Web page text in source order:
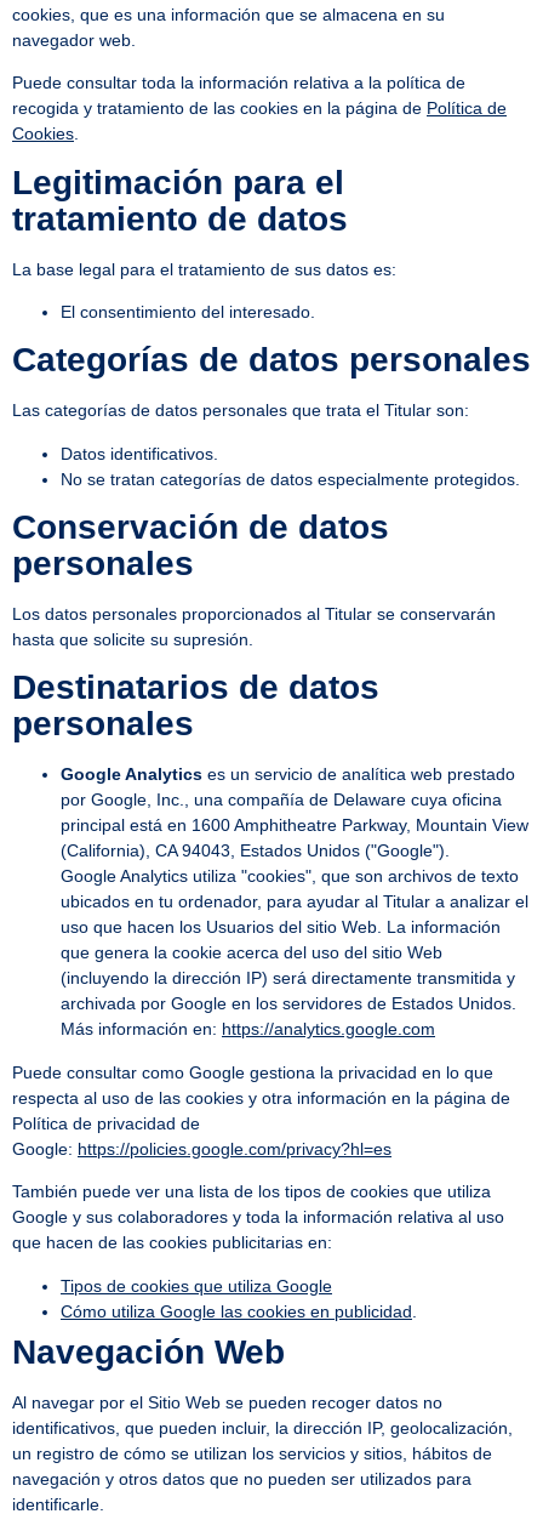
cookies, que es una información que se almacena en su
navegador web.
Puede consultar toda la información relativa a la política de
recogida y tratamiento de las cookies en la página de Política de
Cookies
Legitimación para el
tratamiento de datos
La base legal para el tratamiento de sus datos es:
El consentimiento del interesado.
Categorías de datos personales
Las categorías de datos personales que trata el Titular son:
Datos identificativos.
No se tratan categorías de datos especialmente protegidos.
Conservación de datos
personales
Los datos personales proporcionados al Titular se conservarán
hasta que solicite su supresión.
Destinatarios de datos
personales
Google Analytics es un servicio de analítica web prestado
por Google, Inc., una compañía de Delaware cuya oficina
principal está en 1600 Amphitheatre Parkway, Mountain View
(California), CA 94043, Estados Unidos ("Google").
Google Analytics utiliza "cookies", que son archivos de texto
ubicados en tu ordenador, para ayudar al Titular a analizar el
uso que hacen los Usuarios del sitio Web. La información
que genera la cookie acerca del uso del sitio Web
(incluyendo la dirección IP) será directamente transmitida y
archivada por Google en los servidores de Estados Unidos.
Más información en: https://analytics.google.com
Puede consultar como Google gestiona la privacidad en lo que
respecta al uso de las cookies y otra información en la página de
Política de privacidad de
Google: https://policies.google.com/privacy?hl=es
También puede ver una lista de los tipos de cookies que utiliza
Google y sus colaboradores y toda la información relativa al uso
que hacen de las cookies publicitarias en:
Tipos de cookies que utiliza Google
Cómo utiliza Google las cookies en publicidad
Navegación Web
Al navegar por el Sitio Web se pueden recoger datos no
identificativos, que pueden incluir, la dirección IP, geolocalización,
un registro de cómo se utilizan los servicios y sitios, hábitos de
navegación y otros datos que no pueden ser utilizados para
identificarle.